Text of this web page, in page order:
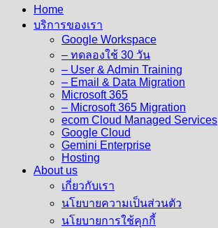
Home
บริการของเรา
Google Workspace
– ทดลองใช้ 30 วัน
– User & Admin Training
– Email & Data Migration
Microsoft 365
– Microsoft 365 Migration
ecom Cloud Managed Services
Google Cloud
Gemini Enterprise
Hosting
About us
เกี่ยวกับเรา
นโยบายความเป็นส่วนตัว
นโยบายการใช้คุกกี้